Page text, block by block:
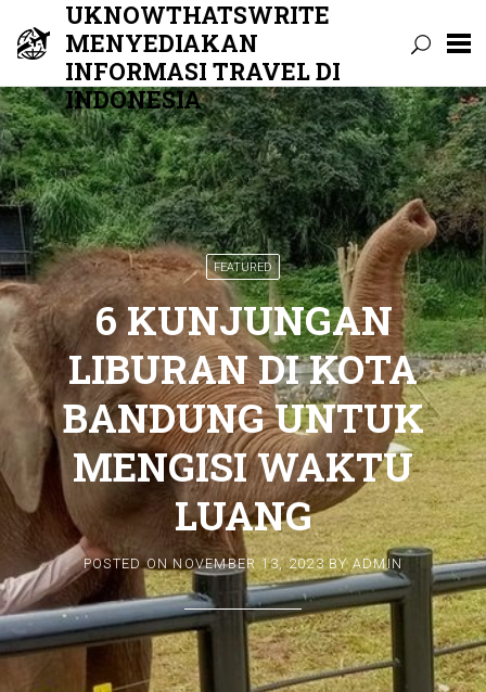
Skip
to
content
UKNOWTHATSWRITE
MENYEDIAKAN
INFORMASI TRAVEL DI
INDONESIA
FEATURED
6 KUNJUNGAN
LIBURAN DI KOTA
BANDUNG UNTUK
MENGISI WAKTU
LUANG
POSTED ONNOVEMBER 13, 2023BYADMIN